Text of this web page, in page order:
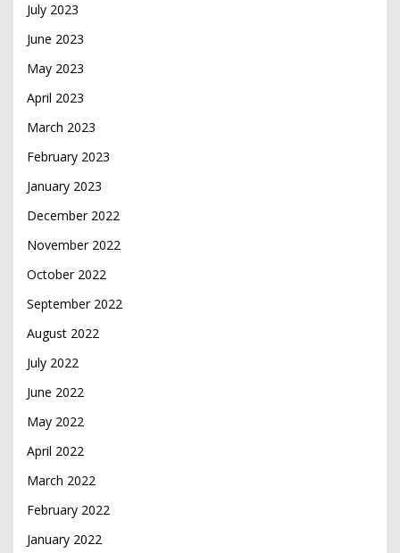
July 2023
June 2023
May 2023
April 2023
March 2023
February 2023
January 2023
December 2022
November 2022
October 2022
September 2022
August 2022
July 2022
June 2022
May 2022
April 2022
March 2022
February 2022
January 2022